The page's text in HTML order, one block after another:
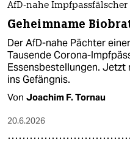
AfD-nahe
Geheimname
Der AfD-nahe Pächter
Tausende Corona-
Essensbestellungen.
ins Gefängnis.
Von Joachim F. Tornau
20.6.2026